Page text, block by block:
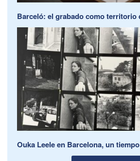
Barceló: el grabado como territorio
Ouka Leele en Barcelona, un